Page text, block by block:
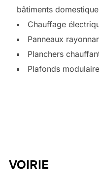
bâtiments
Chauffage
Panneaux
Planchers
Plafonds
VOIRIE